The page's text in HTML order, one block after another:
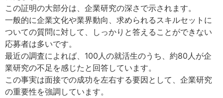
この証明の大部分は、企業研究の深さで示されます。
一般的に企業文化や業界動向、求められるスキルセットに
ついての質問に対して、しっかりと答えることができない
応募者は多いです。
最近の調査によれば、100人の就活生のうち、約80人が企
業研究の不足を感じたと回答しています。
この事実は面接での成功を左右する要因として、企業研究
の重要性を強調しています。